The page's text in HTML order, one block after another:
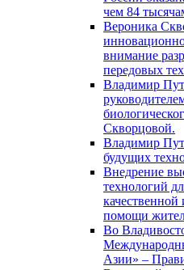
чем 84
Вероника
внимание
передовых
Владимир
Скворцовой.
Владимир
будущих
Внедрение
технологий
помощи
Во
Азии» –